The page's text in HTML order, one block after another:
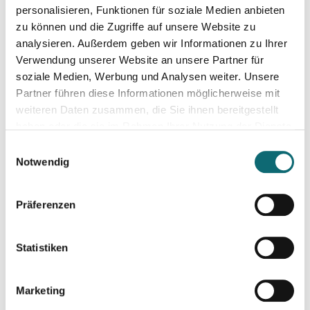
personalisieren, Funktionen für soziale Medien anbieten
zu können und die Zugriffe auf unsere Website zu
analysieren. Außerdem geben wir Informationen zu Ihrer
Verwendung unserer Website an unsere Partner für
soziale Medien, Werbung und Analysen weiter. Unsere
Partner führen diese Informationen möglicherweise mit
weiteren Daten zusammen, die Sie ihnen bereitgestellt
Notwendig
Präferenzen
Statistiken
Marketing
Elections in Slovenia: will Trump-admirer Janez Janša
19.03.2026
Elections in Denmark: Will the Greenland standoff help
26.03.2026
Elections in Hungary: national and international impact of
In Conversation with Prof. Steven E.Miller, Director of the
Media Dialogue with Bojan Pancevski - The Wall Street
13.05.2026